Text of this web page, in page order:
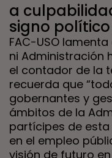
a
signo político
FAC-USO
ni Administración
el contador de la
recuerda que
gobernantes y
ámbitos de la
partícipes de
en el empleo
visión de futuro